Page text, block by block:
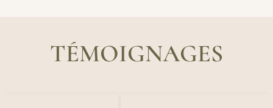
TÉMOIGNAGES